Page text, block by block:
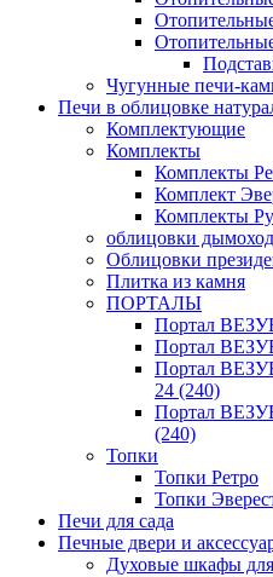
Чугунные печи-
Печи в облицовке
Комплектующие
Комплекты
Комплекты
Комплект
Комплекты
облицовки
Облицовки
Плитка из камня
ПОРТАЛЫ
Портал
Портал
Портал
24 (240)
Портал
(240)
Топки
Топки Ретро
Топки
Печи для сада
Печные двери и
Духовые шкафы